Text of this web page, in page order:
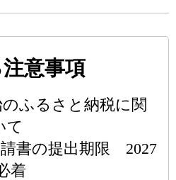
意事項
のふるさと納税に関
て
書の提出期限 2027
着